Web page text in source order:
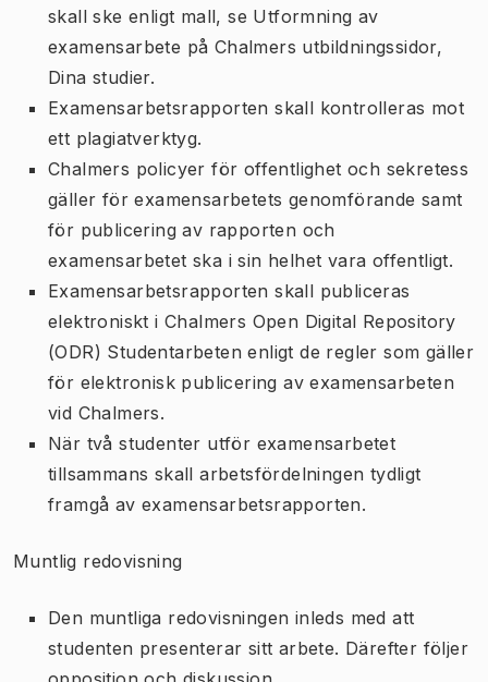
skall ske enligt mall, se Utformning av
examensarbete på Chalmers utbildningssidor,
Dina studier.
Examensarbetsrapporten skall kontrolleras mot
ett plagiatverktyg.
Chalmers policyer för offentlighet och sekretess
gäller för examensarbetets genomförande samt
för publicering av rapporten och
examensarbetet ska i sin helhet vara offentligt.
Examensarbetsrapporten skall publiceras
elektroniskt i Chalmers Open Digital Repository
(ODR) Studentarbeten enligt de regler som gäller
för elektronisk publicering av examensarbeten
vid Chalmers.
När två studenter utför examensarbetet
tillsammans skall arbetsfördelningen tydligt
framgå av examensarbetsrapporten.
Muntlig redovisning
Den muntliga redovisningen inleds med att
studenten presenterar sitt arbete. Därefter följer